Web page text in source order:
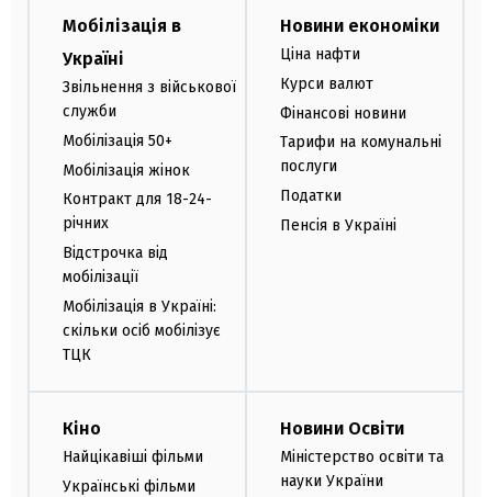
Мобілізація в
Україні
Звільнення з військової
служби
Мобілізація 50+
Мобілізація жінок
Контракт для 18-24-
річних
Відстрочка від
мобілізації
Мобілізація в Україні:
скільки осіб мобілізує
ТЦК
Новини економіки
Ціна нафти
Курси валют
Фінансові новини
Тарифи на комунальні
послуги
Податки
Пенсія в Україні
Кіно
Найцікавіші фільми
Українські фільми
Новини Освіти
Міністерство освіти та
науки України